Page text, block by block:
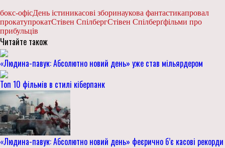
бокс-офісДень істиникасові зборинаукова фантастикапровал
прокатупрокатСтівен СпілбергСтівен Спілберґфільми про
прибульців
Читайте також
«Людина-павук: Абсолютно новий день» уже став мільярдером
Топ 10 фільмів в стилі кіберпанк
«Людина-павук: Абсолютно новий день» феєрично б’є касові рекорди